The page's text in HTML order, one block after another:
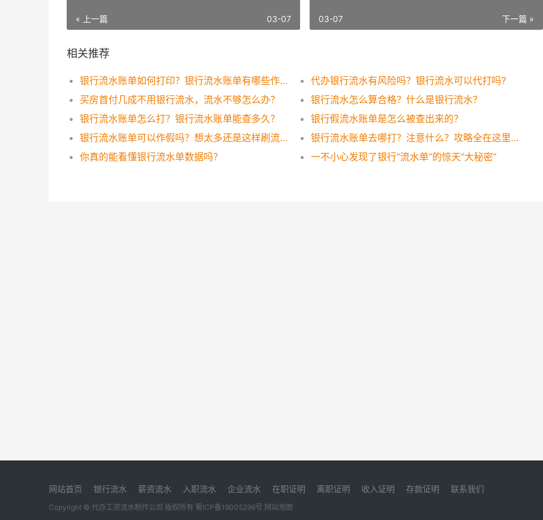
« 上一篇 03-07 下一篇 »
03-07
相关推荐
银行流水账单如何打印？银行流水账单有哪些作用？
代办银行流水有风险吗？银行流水可以代打吗?
买房首付几成不用银行流水，流水不够怎么办？
银行流水怎么算合格？什么是银行流水？
银行流水账单怎么打？银行流水账单能查多久？
银行假流水账单是怎么被查出来的？
银行流水账单可以作假吗？想太多还是这样刷流水才有效！
银行流水账单去哪打？注意什么？攻略全在这里，一看便知！
你真的能看懂银行流水单数据吗？
一不小心发现了银行“流水单”的惊天“大秘密”
网站首页 银行流水 薪资流水 入职流水 企业流水 在职证明 离职证明 收入证明 存款证明 联系我们
Copyright © 代办工资流水制作公司 版权所有 蜀ICP备19005296号 网站地图